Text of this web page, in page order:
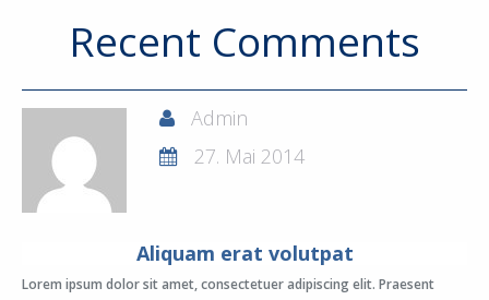
Recent Comments
Admin
27. Mai 2014
Aliquam erat volutpat
Lorem ipsum dolor sit amet, consectetuer adipiscing elit. Praesent